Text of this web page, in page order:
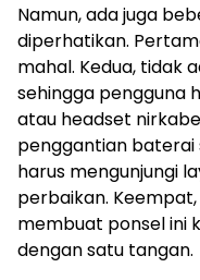
Namun, ada juga
diperhatikan.
mahal. Kedua, tidak
sehingga pengguna
atau headset
penggantian baterai
harus mengunjungi
perbaikan.
membuat ponsel ini
dengan satu tangan.